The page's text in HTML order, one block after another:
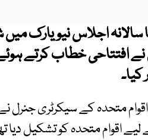
سالانہ اجلاس نیویارک
نے افتتاحی خطاب کرتے
اقوام متحدہ کو تشکیل دیا